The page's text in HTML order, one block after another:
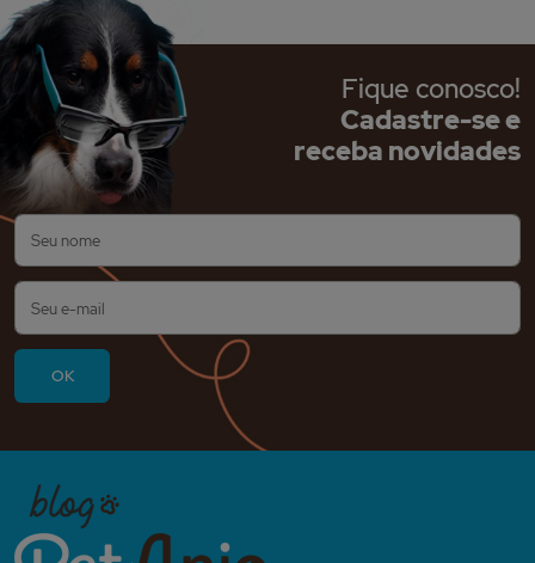
Fique conosco!
Cadastre-se e
receba novidades